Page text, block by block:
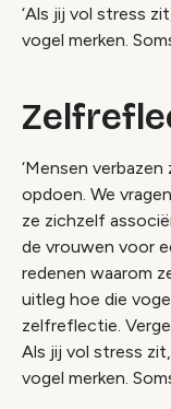
‘Als jij vol stress
vogel merken.
‘Mensen
opdoen. We
ze zichzelf
de vrouwen voor
redenen waarom
uitleg hoe die
zelfreflectie.
Als jij vol stress
vogel merken.